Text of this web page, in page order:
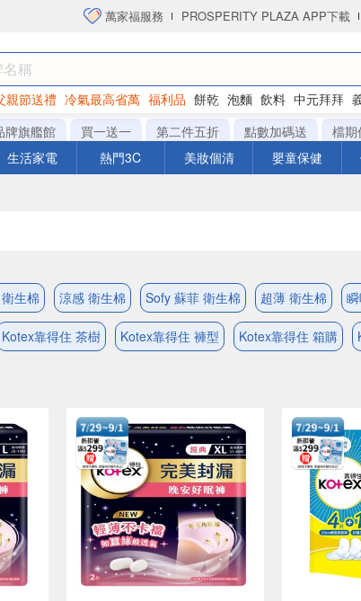
萬家福服務 PROSPERITY PLAZA APP下載
親節送禮 冷氣最高省萬 福利品 餅乾 泡麵 飲料 中元拜拜
牌旗艦館 買一送一 第二件五折 點數加碼送 檔期
生活家電 熱門3C 美妝個清 嬰童保健
生棉 涼感 衛生棉 Sofy 蘇菲 衛生棉 超薄 衛生棉
Kotex靠得住 茶樹 Kotex靠得住 褲型 Kotex靠得住 箱購